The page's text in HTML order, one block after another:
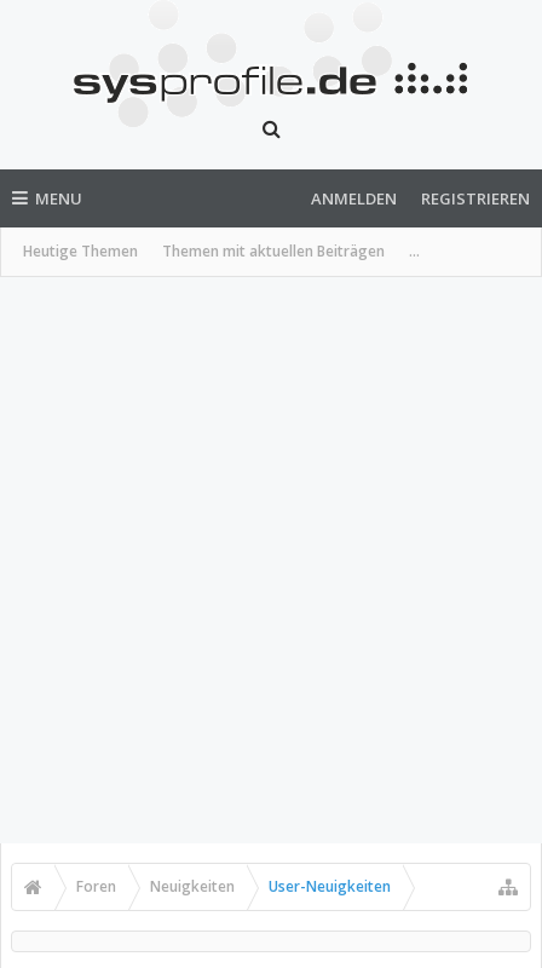
MENU
Heutige Themen Themen mit aktuellen Beiträgen ...
ANMELDEN REGISTRIEREN
Foren Neuigkeiten User-Neuigkeiten